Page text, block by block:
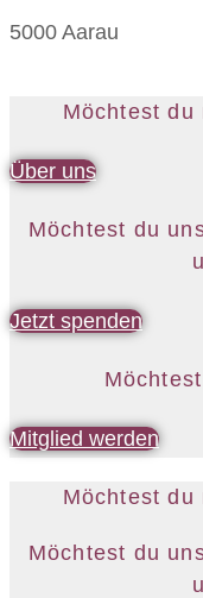
5000 Aarau
Möchtest du
Über uns
Möchtest du
Jetzt spenden
Mitglied werden
Möchtest du
Möchtest du